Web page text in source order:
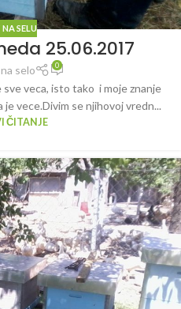
SELU
25.06.2017
selo 0
sve veca, isto tako i moje znanje
vece.Divim se njihovoj vredn...
ČITANJE